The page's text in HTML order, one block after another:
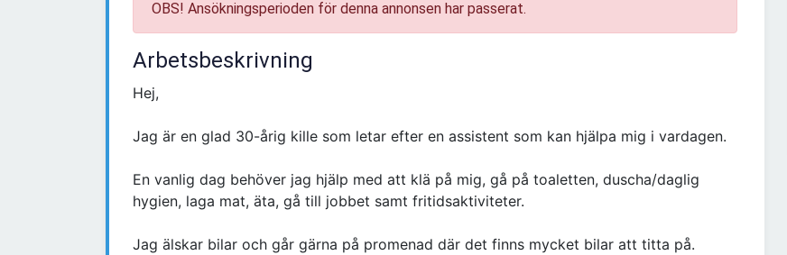
OBS! Ansökningsperioden för denna annonsen har passerat.
Arbetsbeskrivning
Hej,
Jag är en glad 30-årig kille som letar efter en assistent som kan hjälpa mig i vardagen.
En vanlig dag behöver jag hjälp med att klä på mig, gå på toaletten, duscha/daglig
hygien, laga mat, äta, gå till jobbet samt fritidsaktiviteter.
Jag älskar bilar och går gärna på promenad där det finns mycket bilar att titta på.